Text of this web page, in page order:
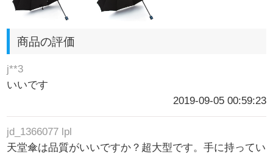
商品の評価
j**3
いいです
2019-09-05 00:59:23
jd_1366077 lpl
天堂傘は品質がいいですか？超大型です。手に持ってい